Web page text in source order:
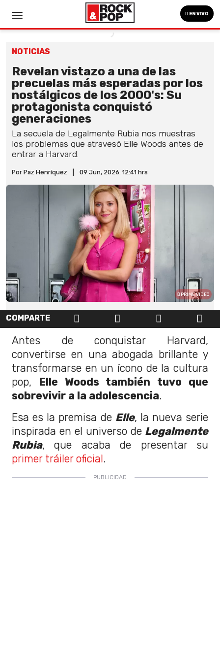
EN VIVO
NOTICIAS
Revelan vistazo a una de las
precuelas más esperadas por los
nostálgicos de los 2000's: Su
protagonista conquistó
generaciones
La secuela de Legalmente Rubia nos muestras
los problemas que atravesó Elle Woods antes de
entrar a Harvard.
Por Paz Henríquez 09 Jun, 2026. 12:41 hrs
PRIME VIDEO
COMPARTE
Antes de conquistar Harvard,
convertirse en una abogada brillante y
transformarse en un ícono de la cultura
pop, Elle Woods también tuvo que
sobrevivir a la adolescencia.
Esa es la premisa de Elle, la nueva serie
inspirada en el universo de Legalmente
Rubia, que acaba de presentar su
primer tráiler oficial.